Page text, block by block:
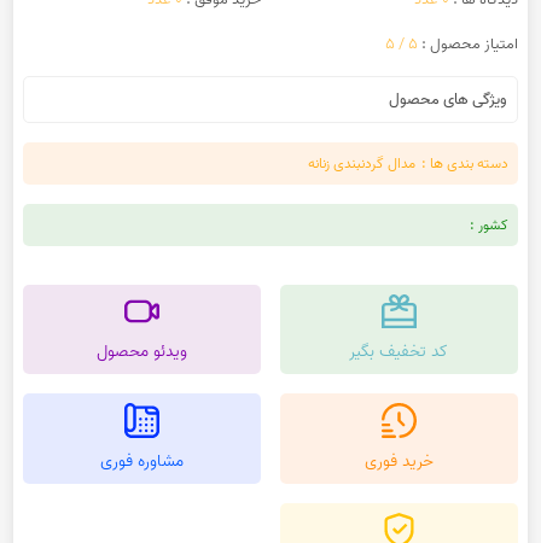
امتیاز محصول : 5 / 5
ویژگی های محصول
دسته بندی ها : مدال گردنبندی زنانه
کشور :
کد تخفیف بگیر ویدئو محصول
خرید فوری مشاوره فوری